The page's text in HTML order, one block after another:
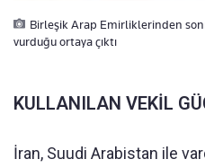
Birleşik Arap Emirliklerinden
vurduğu ortaya çıktı
KULLANILAN VEKİL
İran, Suudi Arabistan ile